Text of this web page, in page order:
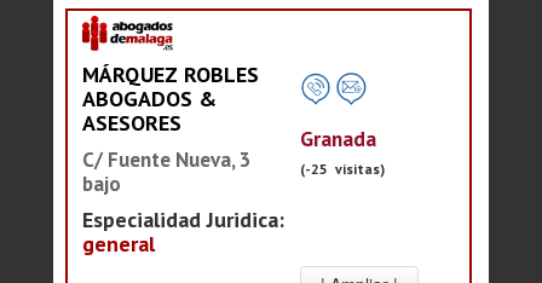
MÁRQUEZ ROBLES
ABOGADOS &
ASESORES
C/ Fuente Nueva, 3
bajo
Especialidad Juridica:
general
Granada
(-25 visitas)